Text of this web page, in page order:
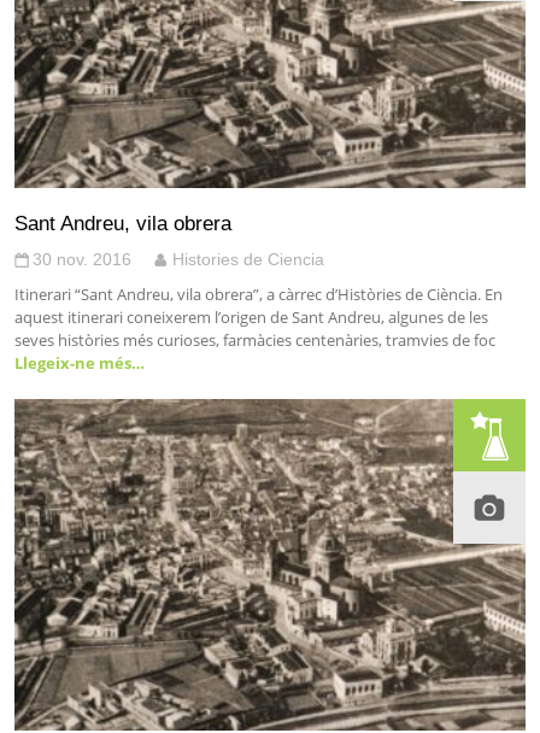
Sant Andreu, vila obrera
30 nov. 2016 Histories de Ciencia
Itinerari “Sant Andreu, vila obrera”, a càrrec d’Històries de Ciència. En
aquest itinerari coneixerem l’origen de Sant Andreu, algunes de les
seves històries més curioses, farmàcies centenàries, tramvies de foc
Llegeix-ne més…